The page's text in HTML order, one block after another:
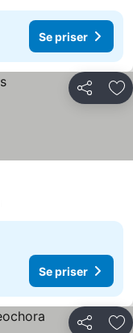
Se priser
Del
Se priser
Del